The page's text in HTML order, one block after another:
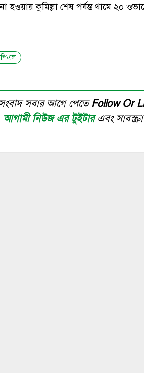
হওয়ায় কুমিল্লা শেষ পর্যন্ত থামে ২০
সবার আগে পেতেFollow Or
আগামী নিউজ এর টুইটারএবং